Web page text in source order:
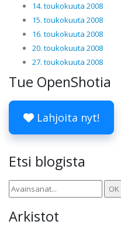
14. toukokuuta 2008
15. toukokuuta 2008
16. toukokuuta 2008
20. toukokuuta 2008
27. toukokuuta 2008
Tue OpenShotia
Lahjoita nyt!
Etsi blogista
Arkistot